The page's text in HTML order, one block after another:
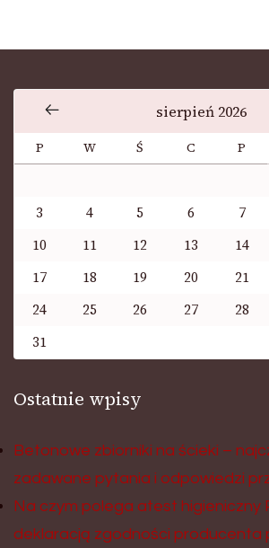
sierpień 2026
P W Ś C P
3
4 5 6 7
10
11 12 13 14
17
18 19 20 21
24
25 26 27 28
31
Ostatnie wpisy
Betonowe zbiorniki na ścieki –
zadawane pytania i odpowiedzi
Na czym polega atest higieniczny
deklaracją zgodności producenta